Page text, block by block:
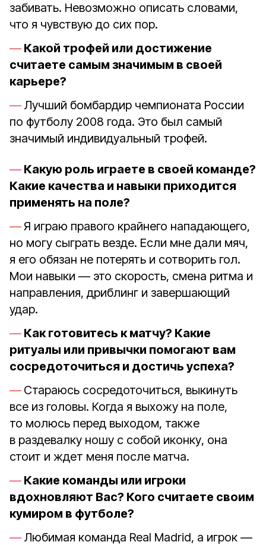
забивать. Невозможно описать словами,
что я чувствую до сих пор.
Какой трофей или достижение
считаете самым значимым в своей
карьере?
Лучший бомбардир чемпионата России
по футболу 2008 года. Это был самый
значимый индивидуальный трофей.
Какую роль играете в своей команде?
Какие качества и навыки приходится
применять на поле?
Я играю правого крайнего нападающего,
но могу сыграть везде. Если мне дали мяч,
я его обязан не потерять и сотворить гол.
Мои навыки — это скорость, смена ритма и
направления, дриблинг и завершающий
удар.
Как готовитесь к матчу? Какие
ритуалы или привычки помогают вам
сосредоточиться и достичь успеха?
Стараюсь сосредоточиться, выкинуть
все из головы. Когда я выхожу на поле,
то молюсь перед выходом, также
в раздевалку ношу с собой иконку, она
стоит и ждет меня после матча.
Какие команды или игроки
вдохновляют Вас? Кого считаете своим
кумиром в футболе?
Любимая команда Real Madrid, а игрок —